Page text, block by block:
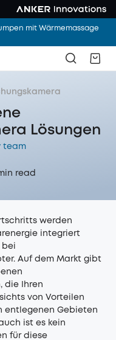
mit Wärmemassage
Lösungen
team
read
werden
integriert
bei
Auf dem Markt gibt
die Ihren
von Vorteilen
entlegenen Gebieten
ist es kein
für diese